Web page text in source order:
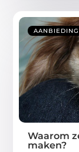
Waarom
maken?